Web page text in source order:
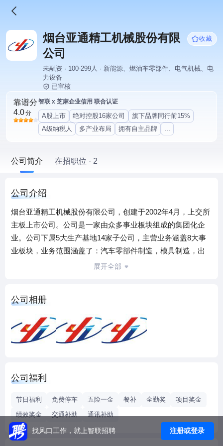
烟台亚通精工机械股份有限
公司
收藏
未融资 · 100-299人 · 新能源、燃油车零部件、电气机械、电
力设备
已审核
靠谱分
4.0分
智联 x 芝麻企业信用 联合认证
A股上市 绝对控股16家公司
旗下品牌同行前15%
A级纳税人
多产业布局 拥有自主品牌 ...
公司简介 在招职位 · 2
公司介绍
烟台亚通精工机械股份有限公司，创建于2002年4月，上交所
主板上市公司。公司是一家由众多事业板块组成的集团化企
业。公司下属5大生产基地14家子公司，主营业务涵盖8大事
业板块，业务范围涵盖了：汽车零部件制造，模具制造，出
口金属制品制造，矿用车制造，地面机械制造，高新技术产
新，发展势头良好，收入连年递增。公司网址：
http://www.yatonggroup.com
展开全部
公司相册
公司福利
节日福利 免费停车 五险一金 餐补 全勤奖
项目奖金
绩效奖金
交通补助 通讯补助
找风口工作，就上智联招聘 注册或登录